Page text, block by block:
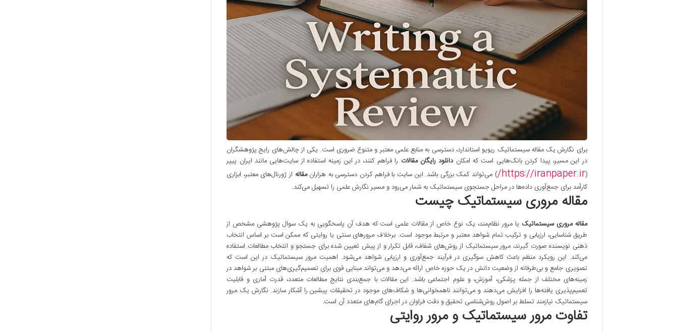
برای نگارش یک مقاله سیستماتیک ریویو استاندارد، دسترسی به منابع علمی معتبر و متنوع ضروری است. یکی از چالش‌های رایج پژوهشگران
در این مسیر، پیدا کردن بانک‌هایی است که امکاندانلود رایگان مقالات را فراهم کنند، در این زمینه استفاده از سایت‌هایی مانند ایران پیپر
(
https://iranpaper.ir/ ) می‌تواند کمک بزرگی باشد. این سایت با فراهم کردن دسترسی به هزارانمقاله از ژورنال‌های معتبر، ابزاری
کارآمد برای جمع‌آوری داده‌ها در مراحل جستجوی سیستماتیک به شمار می‌رود و مسیر نگارش علمی را تسهیل می‌کند.
مقاله مروری سیستماتیک چیست
مقاله مروری سیستماتیک یا مرور نظام‌مند، یک نوع خاص از مقالات علمی است که هدف آن پاسخگویی به یک سوال پژوهشی مشخص از
طریق شناسایی، ارزیابی و ترکیب تمام شواهد معتبر و مرتبط موجود است. برخلاف مرورهای سنتی یا روایتی که ممکن است بر اساس انتخاب
ذهنی نویسنده صورت گیرند، مرور سیستماتیک از روش‌های شفاف، قابل تکرار و از پیش تعیین شده برای جستجو و انتخاب مطالعات استفاده
می‌کند. این رویکرد منظم باعث کاهش سوگیری در فرآیند جمع‌آوری و ارزیابی شواهد می‌شود. اهمیت مرور سیستماتیک در این است که
تصویری جامع و بی‌طرفانه از وضعیت دانش در یک حوزه خاص ارائه می‌دهد و می‌تواند مبنایی قوی برای تصمیم‌گیری‌های مبتنی بر شواهد در
زمینه‌های مختلف از جمله پزشکی، آموزش، و علوم اجتماعی باشد. این مقالات با جمع‌بندی نتایج مطالعات متعدد، قدرت آماری و قابلیت
تعمیم‌پذیری یافته‌ها را افزایش می‌دهند و می‌توانند ناهمخوانی‌ها و شکاف‌های موجود در تحقیقات پیشین را آشکار سازند. نگارش یک مرور
سیستماتیک نیازمند تسلط بر اصول روش‌شناسی تحقیق و دقت فراوان در اجرای گام‌های متعدد آن است.
تفاوت مرور سیستماتیک و مرور روایتی